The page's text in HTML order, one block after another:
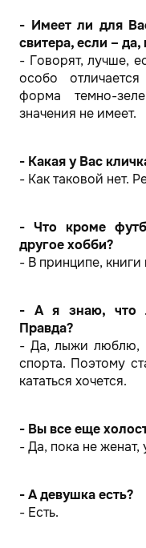
- Имеет ли для
свитера, если –
- Говорят, лучше,
особо
форма темно-
значения не имеет.
- Какая у Вас
- Как таковой нет.
- Что кроме
другое хобби?
- В принципе,
- А я знаю, что
Правда?
- Да, лыжи люблю,
спорта. Поэтому
кататься хочется.
- Вы все еще
- Да, пока не женат,
- А девушка есть?
- Есть.